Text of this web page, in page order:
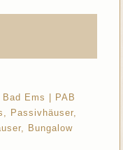
Ems | PAB
Passivhäuser,
Bungalow